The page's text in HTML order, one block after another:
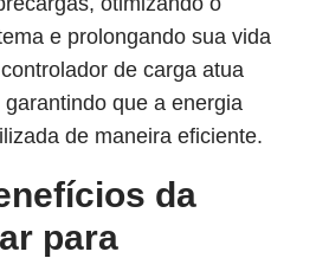
e prolongando sua vida
de carga atua
que a energia
de maneira eficiente.
da
para